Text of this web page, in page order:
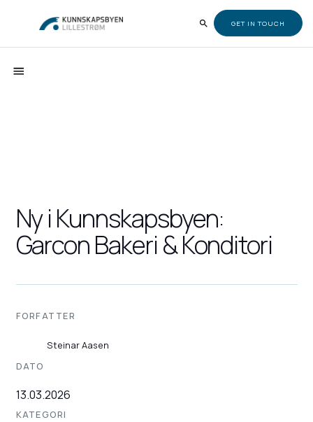
GET IN TOUCH
Ny i Kunnskapsbyen:
Garcon Bakeri & Konditori
FORFATTER
Steinar Aasen
DATO
13.03.2026
KATEGORI